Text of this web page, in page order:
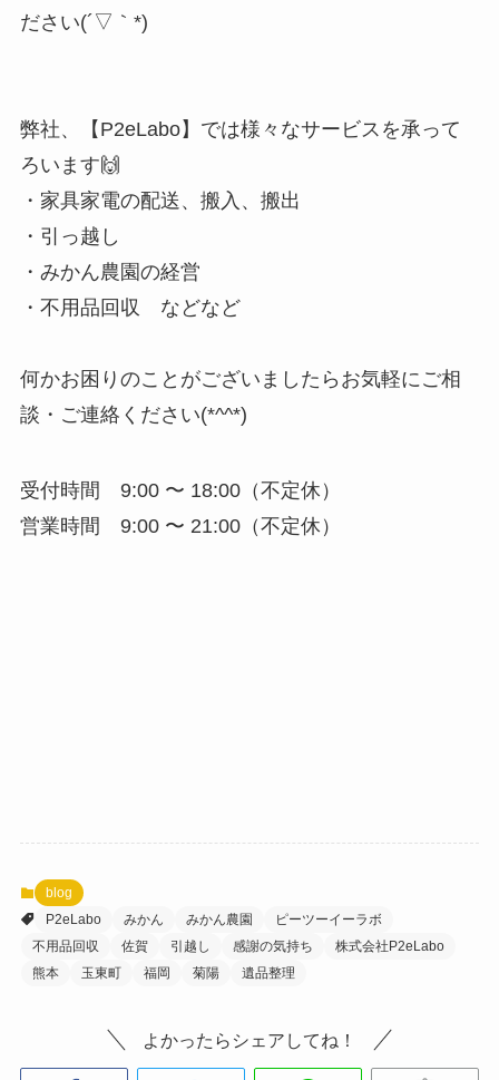
ださい(´▽｀*)
弊社、【P2eLabo】では様々なサービスを承って
ろいます🙌
・家具家電の配送、搬入、搬出
・引っ越し
・みかん農園の経営
・不用品回収 などなど
何かお困りのことがございましたらお気軽にご相
談・ご連絡ください(*^^*)
受付時間 9:00 〜 18:00（不定休）
営業時間 9:00 〜 21:00（不定休）
blog
P2eLabo
みかん みかん農園
ピーツーイーラボ
不用品回収
佐賀 引越し 感謝の気持ち
株式会社P2eLabo
熊本
玉東町 福岡 菊陽 遺品整理
よかったらシェアしてね！